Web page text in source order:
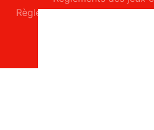
Règlements des jeux